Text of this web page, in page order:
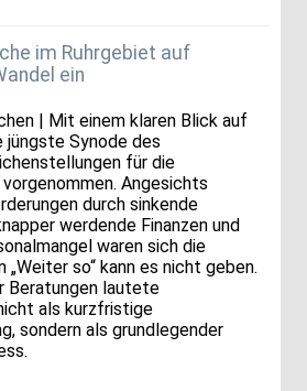
im Ruhrgebiet auf
ein
| Mit einem klaren Blick auf
Synode des
für die
Angesichts
durch sinkende
werdende Finanzen und
waren sich die
„Weiter so“ kann es nicht geben.
Beratungen lautete
als kurzfristige
sondern als grundlegender